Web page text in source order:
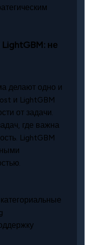
не
делают одно и
и LightGBM
от задачи.
где важна
LightGBM